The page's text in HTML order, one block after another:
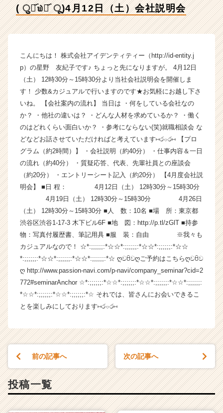
ア
デ
テ
ィ
ィ
ー
の
タ
イ
ム
ン】
|
ン
チ
ャ
ー・
長
企
業
か
ら
ス
が
く
イ
( ु⚈᷁௰⚈᷁ ू)4月12日（土）会社説明会
こんにちは！ 株式会社アイデンティティー（http://id-entity.j
p）の星野 友紀子です♪ ちょっと先になりますが。 4月12日
（土） 12時30分～15時30分より当社会社説明会を開催しま
す！ 少数&カジュアルで行いますのです★お気軽にお越し下さ
いね。 【会社案内の流れ】 当日は ・何をしている会社なの
か？ ・他社の違いは？ ・どんな人材を求めているか？ ・働く
のはどれくらい面白いか？ ・参考にならない(笑)就職相談会 な
どなどお話させていただければと考えています⑅ර⌔ර⑅ 【プロ
グラム（約2時間）】 ・会社説明（約40分） ・仕事内容＆一日
の流れ（約40分） ・質疑応答、代表、先輩社員との座談会
（約20分） ・エントリーシート記入（約20分） 【4月度会社説
明会】 ■日 程： 4月12日（土） 12時30分～15時30分
4月19日（土） 12時30分～15時30分 4月26日
（土） 12時30分～15時30分 ■人 数：10名 ■場 所：東京都
渋谷区渋谷1-17-3 木下ビル6F ■地 図：http://p.tl/zGlT ■持参
物：写真付履歴書、筆記用具 ■服 装：自由 ※我々も
カジュアルなので！ ☆*:;;;;;;:*☆☆*:;;;;;;:*☆☆*:;;;;;;:*☆☆
*:;;;;;;:*☆☆*:;;;;;;:*☆☆*:;;;;;;:*☆ ღවꇳවღご予約はこちらღවꇳව
ღ http://www.passion-navi.com/p-navi/company_seminar?cid=2
772#seminarAnchor ☆*:;;;;;;:*☆☆*:;;;;;;:*☆☆*:;;;;;;:*☆☆*:;;;;;;:
*☆☆*:;;;;;;:*☆☆*:;;;;;;:*☆ それでは、皆さんにお会いできるこ
とを楽しみにしております⑅ර⌔ර⑅
前の記事へ 次の記事へ
投稿一覧